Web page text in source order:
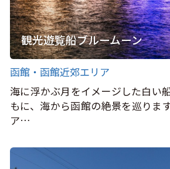
観光遊覧船ブルームーン
函館・函館近郊エリア
海に浮かぶ月をイメージした白い
もに、海から函館の絶景を巡りま
ア…